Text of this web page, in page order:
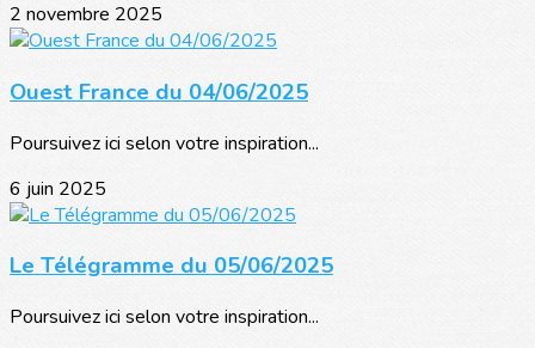
2 novembre 2025
Ouest France du 04/06/2025
Poursuivez ici selon votre inspiration...
6 juin 2025
Le Télégramme du 05/06/2025
Poursuivez ici selon votre inspiration...